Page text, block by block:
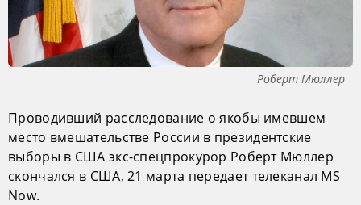
Роберт Мюллер
Проводивший расследование о якобы имевшем
место вмешательстве России в президентские
выборы в США экс-спецпрокурор Роберт Мюллер
скончался в США, 21 марта передает телеканал MS
Now.